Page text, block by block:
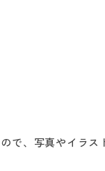
で、写真やイラ